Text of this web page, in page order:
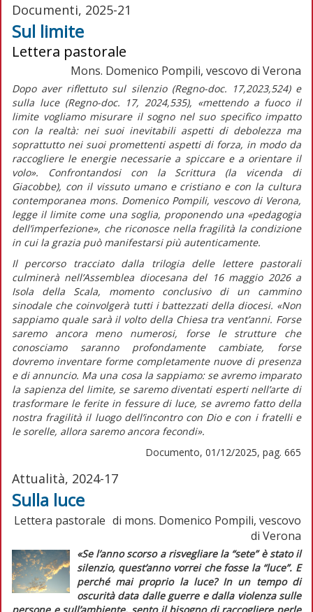
Documenti, 2025-21
Sul limite
Lettera pastorale
Mons. Domenico Pompili, vescovo di Verona
Dopo aver riflettuto sul silenzio (Regno-doc. 17,2023,524) e
sulla luce (Regno-doc. 17, 2024,535), «mettendo a fuoco il
limite vogliamo misurare il sogno nel suo specifico impatto
con la realtà: nei suoi inevitabili aspetti di debolezza ma
soprattutto nei suoi promettenti aspetti di forza, in modo da
raccogliere le energie necessarie a spiccare e a orientare il
volo». Confrontandosi con la Scrittura (la vicenda di
Giacobbe), con il vissuto umano e cristiano e con la cultura
contemporanea mons. Domenico Pompili, vescovo di Verona,
legge il limite come una soglia, proponendo una «pedagogia
dell’imperfezione», che riconosce nella fragilità la condizione
in cui la grazia può manifestarsi più autenticamente.
Il percorso tracciato dalla trilogia delle lettere pastorali
culminerà nell’Assemblea diocesana del 16 maggio 2026 a
Isola della Scala, momento conclusivo di un cammino
sinodale che coinvolgerà tutti i battezzati della diocesi. «Non
sappiamo quale sarà il volto della Chiesa tra vent’anni. Forse
saremo ancora meno numerosi, forse le strutture che
conosciamo saranno profondamente cambiate, forse
dovremo inventare forme completamente nuove di presenza
e di annuncio. Ma una cosa la sappiamo: se avremo imparato
la sapienza del limite, se saremo diventati esperti nell’arte di
trasformare le ferite in fessure di luce, se avremo fatto della
nostra fragilità il luogo dell’incontro con Dio e con i fratelli e
le sorelle, allora saremo ancora fecondi».
Documento, 01/12/2025, pag. 665
Attualità, 2024-17
Sulla luce
Lettera pastorale di mons. Domenico Pompili, vescovo
di Verona
«Se l’anno scorso a risvegliare la “sete” è stato il
silenzio, quest’anno vorrei che fosse la “luce”. E
perché mai proprio la luce? In un tempo di
oscurità data dalle guerre e dalla violenza sulle